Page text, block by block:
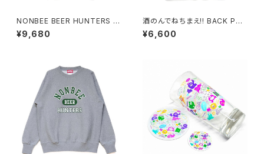
NONBEE BEER HUNTERS S
WEAT black/black
¥9,680
酒のんでねちまえ!! BACK PRI
NT TEE white/new neon-c
olor
¥6,600